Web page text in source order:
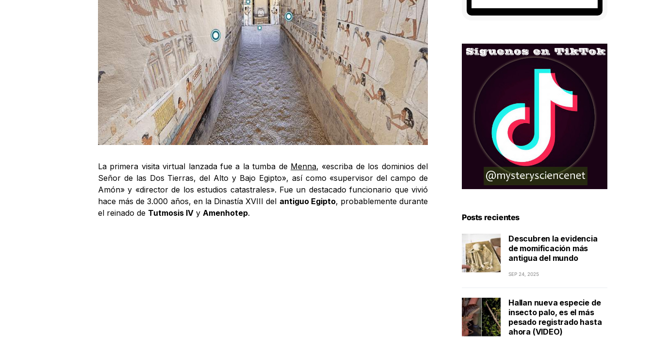
La primera visita virtual lanzada fue a la tumba de Menna, «escriba de los dominios del
Señor de las Dos Tierras, del Alto y Bajo Egipto», así como «supervisor del campo de
Amón» y «director de los estudios catastrales». Fue un destacado funcionario que vivió
hace más de 3.000 años, en la Dinastía XVIII del antiguo Egipto, probablemente durante
el reinado de Tutmosis IV y Amenhotep. Posts recientes
Descubren la evidencia
de momificación más
antigua del mundo
SEP 24, 2025
Hallan nueva especie de
insecto palo, es el más
pesado registrado hasta
ahora (VIDEO)